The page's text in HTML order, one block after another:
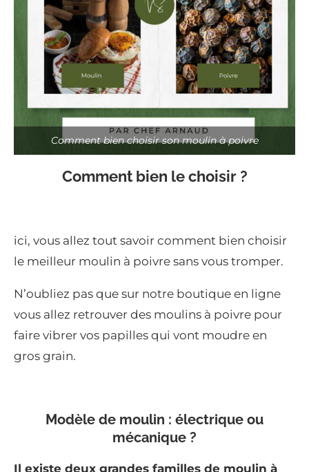
Comment bien choisir son moulin à poivre
Comment bien le choisir ?
ici, vous allez tout savoir comment bien choisir
le meilleur moulin à poivre sans vous tromper.
N’oubliez pas que sur notre boutique en ligne
vous allez retrouver des moulins à poivre pour
faire vibrer vos papilles qui vont moudre en
gros grain.
Modèle de moulin : électrique ou
mécanique ?
Il existe deux grandes familles de moulin à